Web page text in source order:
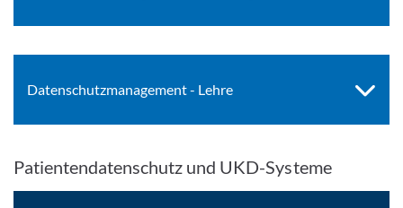
Datenschutzmanagement - Lehre
Patientendatenschutz und UKD-Systeme